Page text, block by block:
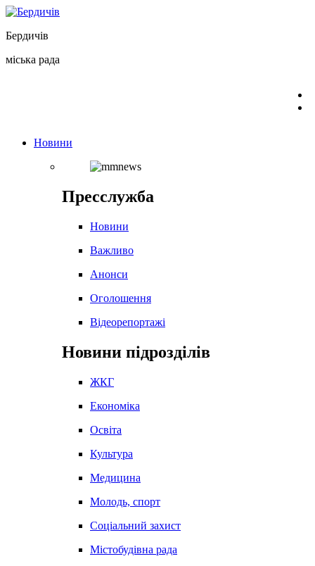
Перейти
вмісту
Бердичів
міська рада
Новини
Пресслужба
Новини
Важливо
Анонси
Оголошення
Відеорепортажі
Новини підрозділів
ЖКГ
Економіка
Освіта
Культура
Медицина
Молодь, спорт
Соціальний захист
Містобудівна рада